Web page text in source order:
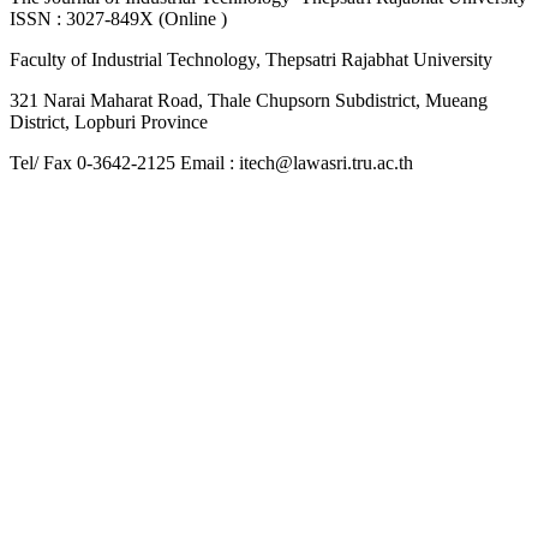
ISSN : 3027-849X (Online )
Faculty of Industrial Technology, Thepsatri Rajabhat University
321 Narai Maharat Road, Thale Chupsorn Subdistrict, Mueang
District, Lopburi Province
Tel/ Fax 0-3642-2125 Email : itech@lawasri.tru.ac.th